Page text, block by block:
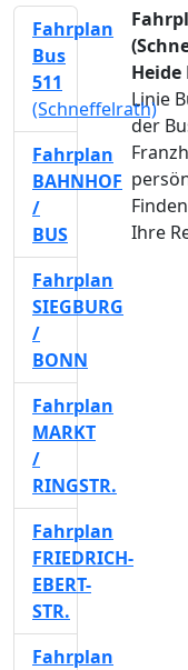
Linie
der
Ihre
Fahrplan
Bus
511
(Schneffelrath)
Fahrplan
BAHNHOF
/
BUS
Fahrplan
SIEGBURG
/
BONN
Fahrplan
MARKT
/
RINGSTR.
Fahrplan
FRIEDRICH-
EBERT-
STR.
Fahrplan